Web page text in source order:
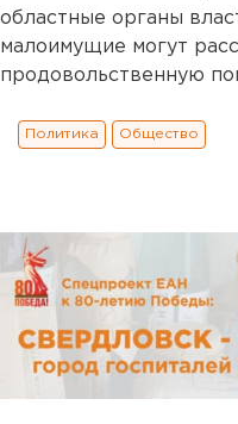
областные органы
малоимущие могут
продовольственную
Политика Общество